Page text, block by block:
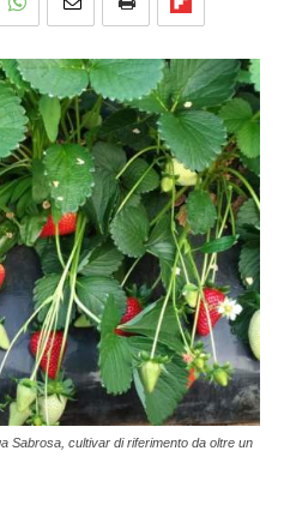
Sabrosa, cultivar di riferimento da oltre un